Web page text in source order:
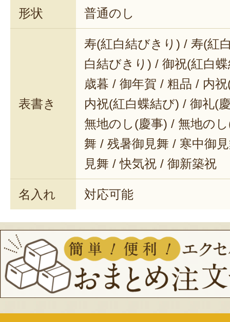
形状 普通のし
表書き
寿(紅白結びきり) / 寿(紅
白結びきり) / 御祝(紅白
歳暮 / 御年賀 / 粗品 / 内
内祝(紅白蝶結び) / 御礼(
無地のし(慶事) / 無地の
舞 / 残暑御見舞 / 寒中御
見舞 / 快気祝 / 御新築祝
名入れ 対応可能